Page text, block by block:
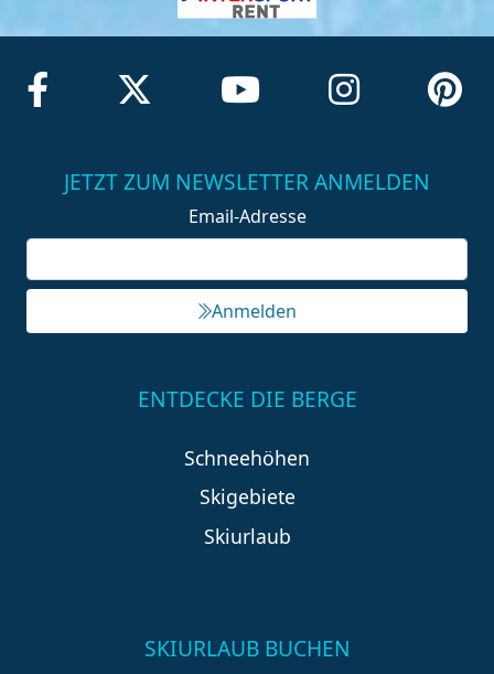
JETZT ZUM NEWSLETTER ANMELDEN
Email-Adresse
Anmelden
ENTDECKE DIE BERGE
Schneehöhen
Skigebiete
Skiurlaub
SKIURLAUB BUCHEN